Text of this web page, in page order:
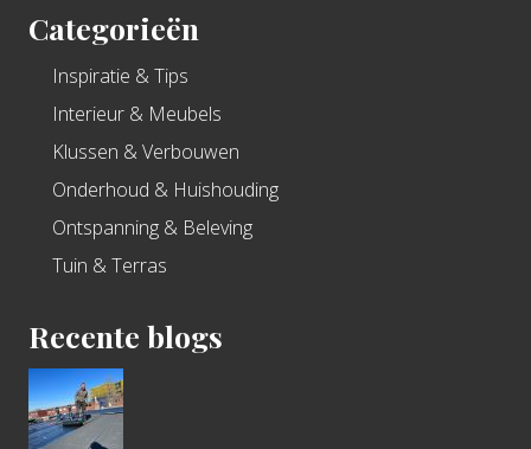
Categorieën
Inspiratie & Tips
Interieur & Meubels
Klussen & Verbouwen
Onderhoud & Huishouding
Ontspanning & Beleving
Tuin & Terras
Recente blogs